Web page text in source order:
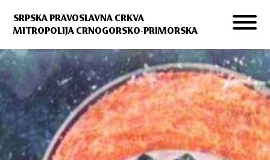
SRPSKA PRAVOSLAVNA CRKVA
MITROPOLIJA CRNOGORSKO-PRIMORSKA